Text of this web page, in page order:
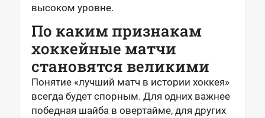
высоком уровне.
По каким признакам
хоккейные матчи
становятся великими
Понятие «лучший матч в истории хоккея»
всегда будет спорным. Для одних важнее
победная шайба в овертайме, для других